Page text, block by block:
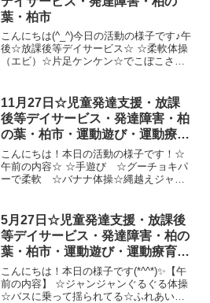
葉・柏市
こんにちは(^_^)今日の活動の様子です♪午
後☆放課後等デイサービス☆ ☆柔軟体操
（エビ）☆片足ケンケン☆でこぼこさつ
11月27日☆児童発達支援・放課
後等デイサービス・発達障害・柏
の葉・柏市・運動遊び・運動療
育・プログラム・楽しい療育
こんにちは！本日の活動の様子です！☆
午前の内容☆ ☆手遊び ☆グーチョキパ
ーで柔軟 ☆バナナ体操☆縄越えジャン
ンガルージャンプ→鉄棒ぶら下がり☆ク
モの巣ジャンプ→1本...
5月27日☆児童発達支援・放課後
等デイサービス・発達障害・柏の
葉・柏市・運動遊び・運動療育・
プログラム・楽しい療育
こんにちは！本日の様子です(*^^*)✨【午
前の内容】 ☆ジャンジャンぐるぐる体操
☆バスに乗って揺られてる☆ふれあい遊